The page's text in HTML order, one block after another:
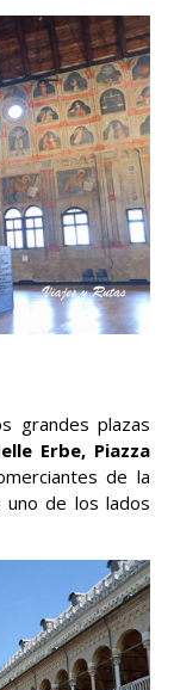
grandes plazas
Erbe, Piazza
de la
uno de los lados